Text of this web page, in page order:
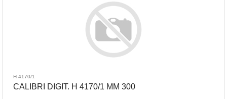
H 4170/1
CALIBRI DIGIT. H 4170/1 MM 300